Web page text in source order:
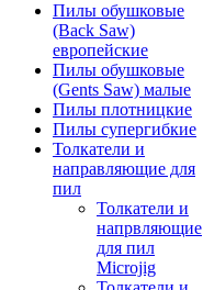
Пилы обушковые
(Back Saw)
европейские
Пилы обушковые
(Gents Saw) малые
Пилы плотницкие
Пилы супергибкие
Толкатели и
направляющие для
пил
Толкатели и
напрвляющие
для пил
Microjig